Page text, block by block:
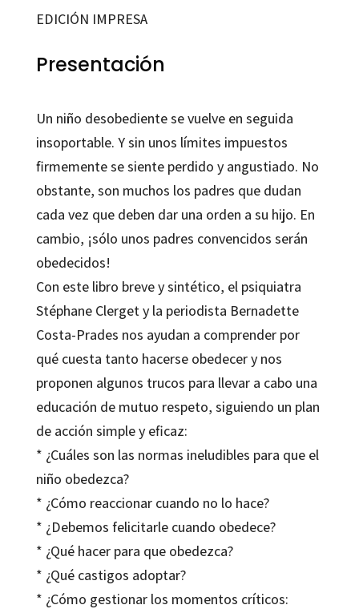
cantidad
EDICIÓN IMPRESA
Presentación
Un niño desobediente se vuelve en seguida
insoportable. Y sin unos límites impuestos
firmemente se siente perdido y angustiado. No
obstante, son muchos los padres que dudan
cada vez que deben dar una orden a su hijo. En
cambio, ¡sólo unos padres convencidos serán
obedecidos!
Con este libro breve y sintético, el psiquiatra
Stéphane Clergety la periodista Bernadette
Costa-Prades nos ayudan a comprender por
qué cuesta tanto hacerse obedecer y nos
proponen algunos trucos para llevar a cabo una
educación de mutuo respeto, siguiendo un plan
de acción simple y eficaz:
* ¿Cuáles son las normas ineludibles para que el
niño obedezca?
* ¿Cómo reaccionar cuando no lo hace?
* ¿Debemos felicitarle cuando obedece?
* ¿Qué hacer para que obedezca?
* ¿Qué castigos adoptar?
* ¿Cómo gestionar los momentos críticos: